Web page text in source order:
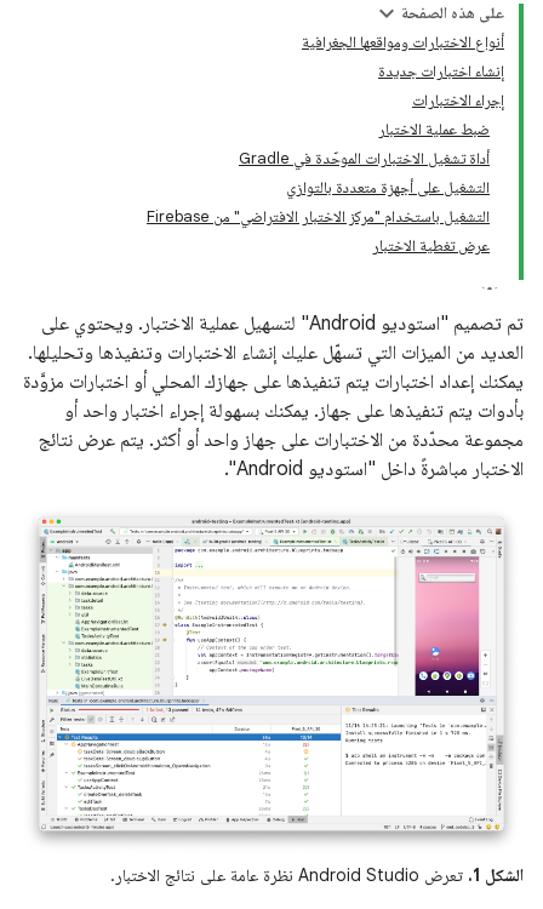
على هذه الصفحة
أنواع الاختبارات ومواقعها الجغرافية
إنشاء اختبارات جديدة
إجراء الاختبارات
ضبط عملية الاختبار
أداة تشغيل الاختبارات الموحّدة في Gradle
التشغيل على أجهزة متعددة بالتوازي
التشغيل باستخدام "مركز الاختبار الافتراضي" من Firebase
عرض تغطية الاختبار
تم تصميم "استوديو Android" لتسهيل عملية الاختبار. ويحتوي على
العديد من الميزات التي تسهّل عليك إنشاء الاختبارات وتنفيذها وتحليلها.
يمكنك إعداد اختبارات يتم تنفيذها على جهازك المحلي أو اختبارات مزوَّدة
بأدوات يتم تنفيذها على جهاز. يمكنك بسهولة إجراء اختبار واحد أو
مجموعة محدّدة من الاختبارات على جهاز واحد أو أكثر. يتم عرض نتائج
الاختبار مباشرةً داخل "استوديو Android".
الشكل 1. تعرض Android Studio نظرة عامة على نتائج الاختبار.